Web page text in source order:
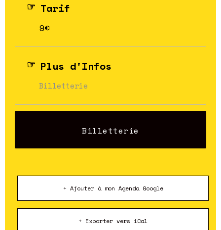
Tarif
9€
Plus d'Infos
Billetterie
Billetterie
+ Ajouter à mon Agenda Google
+ Exporter vers iCal